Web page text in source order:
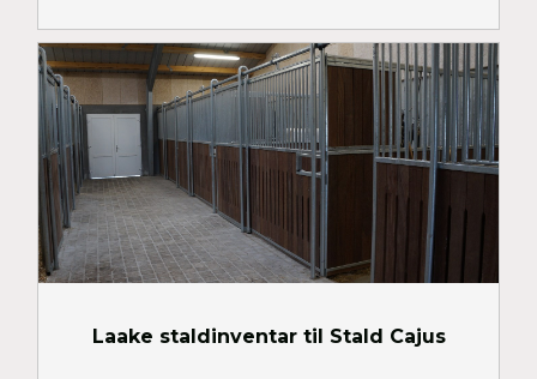
Laake staldinventar til Stald Cajus